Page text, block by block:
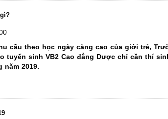
cầu theo học ngày càng cao của giới trẻ,
tuyển sinh VB2 Cao đẳng Dược chỉ cần thí
năm 2019.